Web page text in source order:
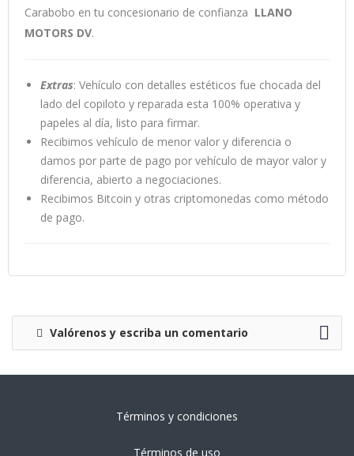
Carabobo en tu concesionario de confianza LLANO
MOTORS DV.
Extras: Vehículo con detalles estéticos fue chocada del
lado del copiloto y reparada esta 100% operativa y
papeles al día, listo para firmar.
Recibimos vehículo de menor valor y diferencia o
damos por parte de pago por vehículo de mayor valor y
diferencia, abierto a negociaciones.
Recibimos Bitcoin y otras criptomonedas como método
de pago.
Valórenos y escriba un comentario
Términos y condiciones
Términos de uso